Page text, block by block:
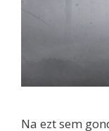
Na ezt sem